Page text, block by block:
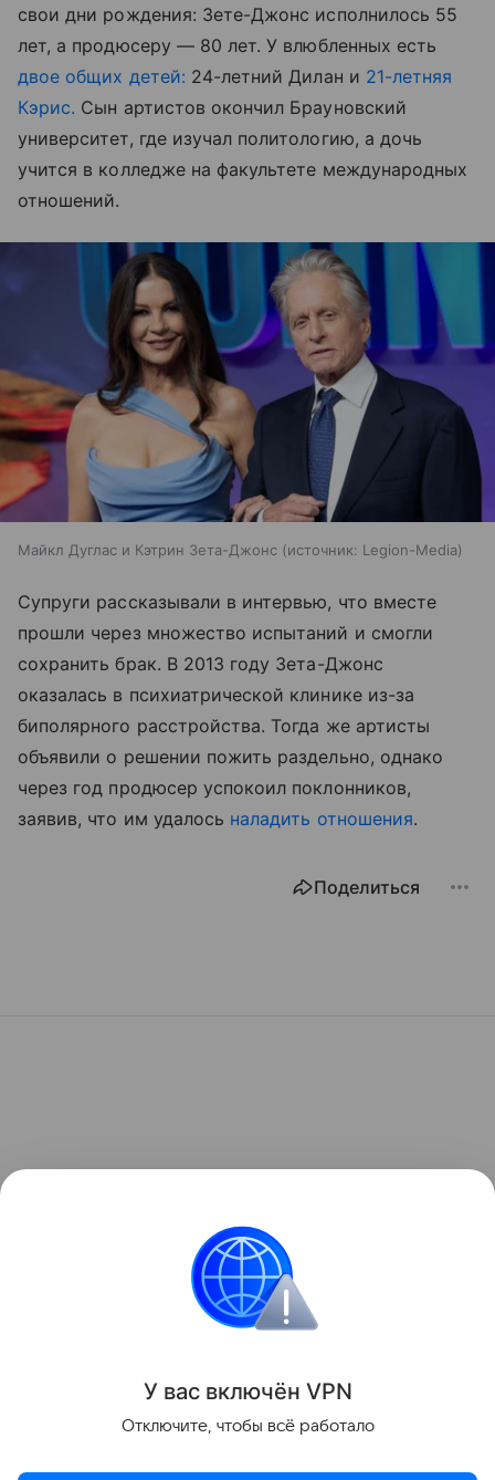
свои дни рождения: Зете-Джонс исполнилось 55
лет, а продюсеру — 80 лет. У влюбленных есть
двое общих детей: 24-летний Дилан и 21-летняя
Кэрис. Сын артистов окончил Брауновский
университет, где изучал политологию, а дочь
учится в колледже на факультете международных
отношений.
Майкл Дуглас и Кэтрин Зета-Джонс источник: Legion-Media
Супруги рассказывали в интервью, что вместе
прошли через множество испытаний и смогли
сохранить брак. В 2013 году Зета-Джонс
оказалась в психиатрической клинике из-за
биполярного расстройства. Тогда же артисты
объявили о решении пожить раздельно, однако
через год продюсер успокоил поклонников,
заявив, что им удалось наладить отношения.
Поделиться
У вас включён VPN
Отключите, чтобы всё работало